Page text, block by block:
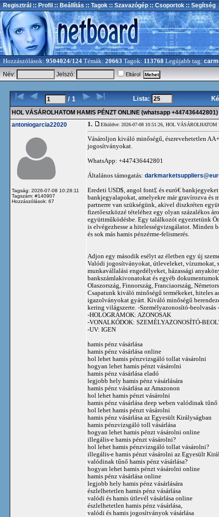
Regisztrál :: Profil :: Beállítás :: Tagok :: Szavazógép :: Csoportok :: Segítség
Hozzászólások: 9504024/124 Témák: 20663 Tagok: 113768 Legújabb tag:
Név:
Jelszó: Eltárol
/ 1 Lista:
HOL VÁSÁROLHATOM HAMIS PÉNZT ONLINE (whatsapp +447436442801)
antoniogarcia22020
Tagság: 2026-07-08 10:28:11
Tagszám: #140907
Hozzászólások: 67
1. Elküldve: 2026-07-08 10:51:26, HOL VÁSÁROLHATOM
Vásároljon kiváló minőségű, észrevehetetlen
jogosítványokat.
WhatsApp: +447436442801
Általános támogatás:
Eredeti USD$, angol font£ és euró€
bankjegyalapokat, amelyekre már gravírozva és
partnerre van szükségünk, akivel diszkréten
fizetőeszközzé tételéhez egy olyan százalékos
együttműködésbe. Egy találkozót egyeztetünk
is elvégezhesse a hitelességvizsgálatot. Minden
és sok más hamis pénzérme-felismerés.
Adjon egy második esélyt az életben egy új
Valódi jogosítványokat, útleveleket, vízumokat,
munkavállalási engedélyeket, házassági
bankszámlakivonatokat és egyéb
Olaszország, Finnország, Franciaország,
Csapatunk kiváló minőségű termékeket, hiteles
igazolványokat gyárt. Kiváló minőségű
kering világszerte. -Személyazonosító-beolvasás
-HOLOGRAMOK: AZONOSAK
-VONALKÓDOK: SZEMÉLYAZONOSÍTÓ-
-UV: IGEN
hamis pénz vásárlása
hamis pénz vásárlása online
hol lehet hamis pénzvizsgáló tollat ​​vásárolni
hogyan lehet hamis pénzt vásárolni
hamis pénz vásárlása eladó
legjobb hely hamis pénz vásárlására
hamis pénz vásárlása az Amazonon
hol lehet hamis pénzt vásárolni
hamis pénz vásárlása deep weben valódinak tűnő
hol lehet hamis pénzt vásárolni
hamis pénz vásárlása az Egyesült Királyságban
hamis pénzvizsgáló toll vásárlása
hogyan lehet hamis pénzt vásárolni online
illegális-e hamis pénzt vásárolni?
hol lehet hamis pénzvizsgáló tollat ​​vásárolni?
illegális-e hamis pénzt vásárolni az Egyesült
valódinak tűnő hamis pénz vásárlása?
hogyan lehet hamis pénzt vásárolni online
hamis pénz vásárlása online
legjobb hely hamis pénz vásárlására
észlelhetetlen hamis pénz vásárlása
valódi és hamis útlevél vásárlása online
észlelhetetlen hamis pénz vásárlása,
valódi és hamis jogosítványok vásárlása